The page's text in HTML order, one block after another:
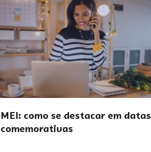
MEI: como se destacar em datas
comemorativas